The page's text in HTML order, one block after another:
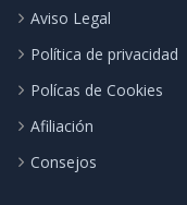
Aviso Legal
Política de privacidad
Polícas de Cookies
Afiliación
Consejos